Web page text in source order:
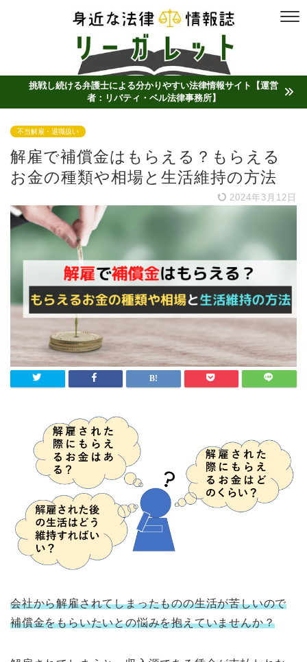
挑戦し続ける弁護士による分かりやすい法律情報サイト【運営
者：リバティ・ベル法律事務所】
不当解雇・退職扱い
解雇で補償金はもらえる？もらえる
お金の種類や相場と生活維持の方法
2024年3月12日
会社から解雇されてしまったものの生活が苦しいので
補償金をもらいたいとの悩みを抱えていませんか？